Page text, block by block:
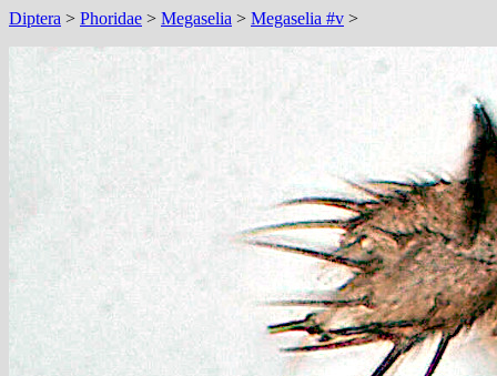
Diptera > Phoridae > Megaselia > Megaselia #v >